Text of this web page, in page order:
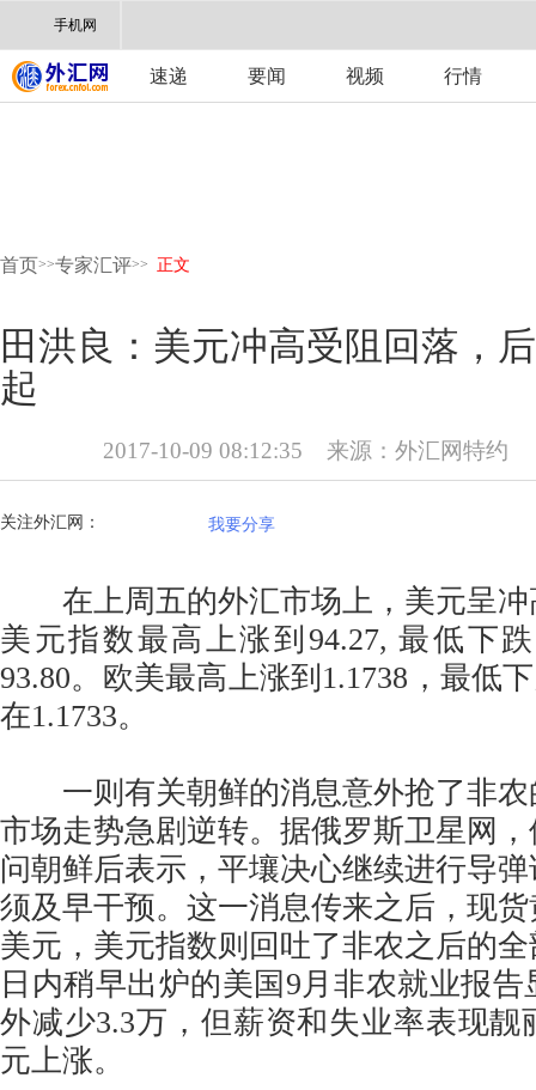
手机网
速递 要闻 视频 行情
首页>>专家汇评>> 正文
田洪良：美元冲高受阻回落，
起
2017-10-09 08:12:35 来源： 外汇网特约
关注外汇网： 我要分享
在上周五的外汇市场上，美元呈冲
美元指数最高上涨到94.27, 最低下
93.80。欧美最高上涨到1.1738，最低
在1.1733。
一则有关朝鲜的消息意外抢了非农
市场走势急剧逆转。据俄罗斯卫星网
问朝鲜后表示，平壤决心继续进行导
须及早干预。这一消息传来之后，现
美元，美元指数则回吐了非农之后的
日内稍早出炉的美国9月非农就业报
外减少3.3万，但薪资和失业率表现靓
元上涨。